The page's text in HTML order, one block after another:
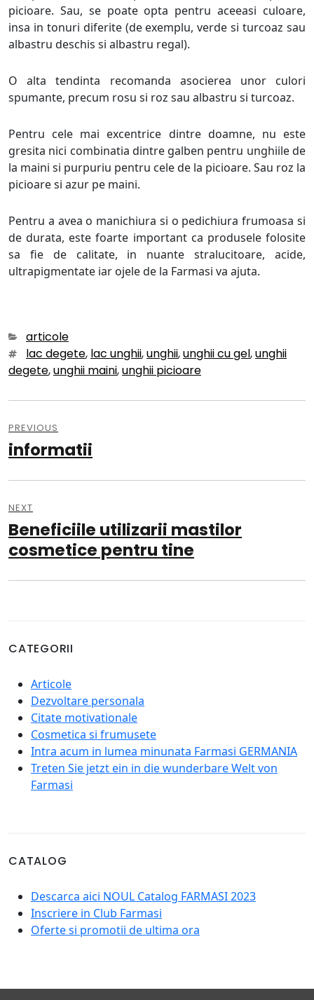
picioare. Sau, se poate opta pentru aceeasi culoare,
insa in tonuri diferite (de exemplu, verde si turcoaz sau
albastru deschis si albastru regal).
O alta tendinta recomanda asocierea unor culori
spumante, precum rosu si roz sau albastru si turcoaz.
Pentru cele mai excentrice dintre doamne, nu este
gresita nici combinatia dintre galben pentru unghiile de
la maini si purpuriu pentru cele de la picioare. Sau roz la
picioare si azur pe maini.
Pentru a avea o manichiura si o pedichiura frumoasa si
de durata, este foarte important ca produsele folosite
sa fie de calitate, in nuante stralucitoare, acide,
ultrapigmentate iar ojele de la Farmasi va ajuta.
Categories
articole
Tagslac degete, lac unghii,unghii,unghii cu gel,unghii
degete,unghii maini,unghii picioare
în
articole
PREVIOUS
Previous
informatii
NEXT
Next
post:
Beneficiile utilizarii mastilor
cosmetice pentru tine
CATEGORII
Articole
Dezvoltare personala
Citate motivationale
Cosmetica si frumusete
Intra acum in lumea minunata Farmasi GERMANIA
Treten Sie jetzt ein in die wunderbare Welt von
Farmasi
CATALOG
Descarca aici NOUL Catalog FARMASI 2023
Inscriere in Club Farmasi
Oferte si promotii de ultima ora